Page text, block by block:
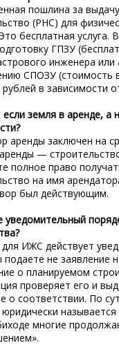
пошлина за
(РНС) для
бесплатная услуга.
ГПЗУ
инженера или
СПОЗУ (стоимость
в зависимости
земля в аренде, а
аренды заключен на
—
полное право
на имя
был действующим.
уведомительный
для ИЖС действует
не заявление
о планируемом
проверяет его и
о соответствии. По
называется
многие